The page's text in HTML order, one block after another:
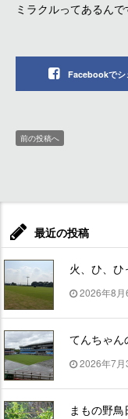
ミラクルってあるんで
Facebookでシ
前の投稿へ
最近の投稿
火、ひ、ひ
2026年8月
てんちゃん
2026年7月
まもの野